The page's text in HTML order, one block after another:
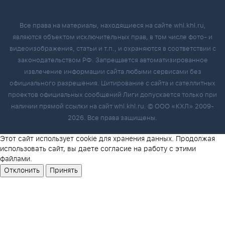
Все права на материалы, находящиеся на сайте whl.khl.ru,
являются объектом исключительных прав, в том числе фото- и
видеоизображения, статьи и т.п., и охраняются в соответствии с
законодательством РФ. Запрещается автоматизированное
извлечение информации сайта любыми сервисами без
официального разрешения. Цитирование с сайта и сателлитных
проектов официальных сообщений Лиги допускается только при
наличии прямой ссылки на сайт whl.khl.ru. © ООО «КХЛ» 2009-
2026. Все права защищены.
Этот сайт использует cookie для хранения данных. Продолжая
использовать сайт, вы даете согласие на работу с этими
файлами.
Отклонить
Принять